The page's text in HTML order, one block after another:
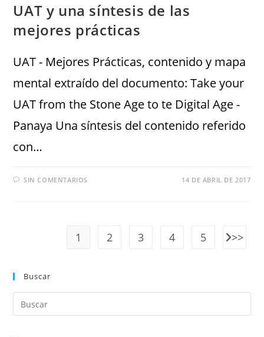
UAT y una síntesis de las
mejores prácticas
UAT - Mejores Prácticas, contenido y mapa
mental extraído del documento: Take your
UAT from the Stone Age to te Digital Age -
Panaya Una síntesis del contenido referido
con…
SIN COMENTARIOS 14 DE ABRIL DE 2017
1 2 3 4 5
Buscar